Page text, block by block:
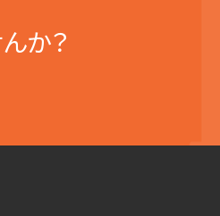
か？